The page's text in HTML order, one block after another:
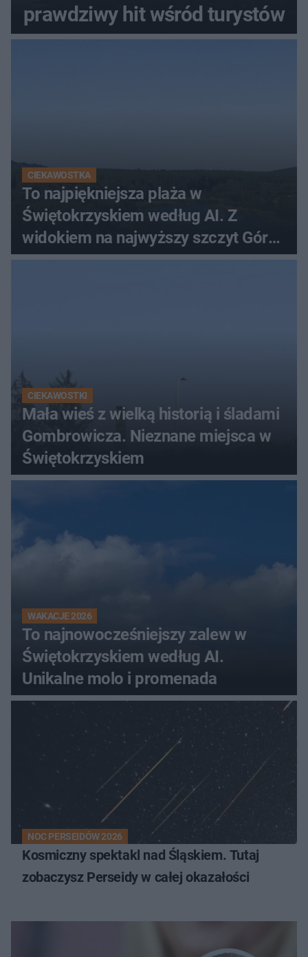
prawdziwy hit wśród turystów
CIEKAWOSTKA
To najpiękniejsza plaża w
Świętokrzyskiem według AI. Z
widokiem na najwyższy szczyt Gór
Świętokrzyskich
CIEKAWOSTKI
Mała wieś z wielką historią i śladami
Gombrowicza. Nieznane miejsca w
Świętokrzyskiem
WAKACJE 2026
To najnowocześniejszy zalew w
Świętokrzyskiem według AI.
Unikalne molo i promenada
NOC PERSEIDÓW 2026
Kosmiczny spektakl nad Śląskiem. Tutaj
zobaczysz Perseidy w całej okazałości